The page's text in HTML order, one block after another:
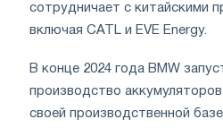
сотрудничает с китайскими
включая CATL и EVE Energy.
В конце 2024 года BMW
производство
своей производственной